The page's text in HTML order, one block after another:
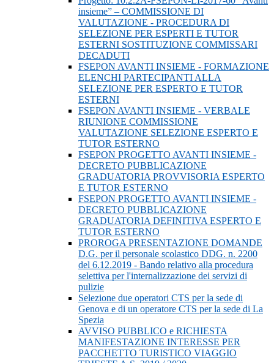
insieme” – COMMISSIONE DI
VALUTAZIONE - PROCEDURA DI
SELEZIONE PER ESPERTI E TUTOR
ESTERNI SOSTITUZIONE COMMISSARI
DECADUTI
FSEPON AVANTI INSIEME - FORMAZIONE
ELENCHI PARTECIPANTI ALLA
SELEZIONE PER ESPERTO E TUTOR
ESTERNI
FSEPON AVANTI INSIEME - VERBALE
RIUNIONE COMMISSIONE
VALUTAZIONE SELEZIONE ESPERTO E
TUTOR ESTERNO
FSEPON PROGETTO AVANTI INSIEME -
DECRETO PUBBLICAZIONE
GRADUATORIA PROVVISORIA ESPERTO
E TUTOR ESTERNO
FSEPON PROGETTO AVANTI INSIEME -
DECRETO PUBBLICAZIONE
GRADUATORIA DEFINITIVA ESPERTO E
TUTOR ESTERNO
PROROGA PRESENTAZIONE DOMANDE
D.G. per il personale scolastico DDG. n. 2200
del 6.12.2019 - Bando relativo alla procedura
selettiva per l'internalizzazione dei servizi di
pulizie
Selezione due operatori CTS per la sede di
Genova e di un operatore CTS per la sede di La
Spezia
AVVISO PUBBLICO e RICHIESTA
MANIFESTAZIONE INTERESSE PER
PACCHETTO TURISTICO VIAGGIO